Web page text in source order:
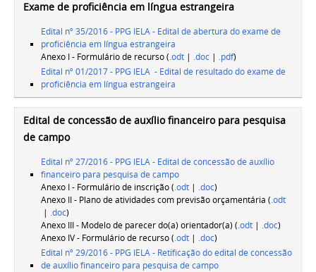
Exame de proficiência em língua estrangeira
Edital nº 35/2016 - PPG IELA - Edital de abertura do exame de
proficiência em língua estrangeira
Anexo I - Formulário de recurso (.odt | .doc | .pdf)
Edital nº 01/2017 - PPG IELA - Edital de resultado do exame de
proficiência em língua estrangeira
Edital de concessão de auxílio financeiro para pesquisa
de campo
Edital nº 27/2016 - PPG IELA - Edital de concessão de auxílio
financeiro para pesquisa de campo
Anexo I - Formulário de inscrição (.odt | .doc)
Anexo II - Plano de atividades com previsão orçamentária (.odt
| .doc)
Anexo III - Modelo de parecer do(a) orientador(a) (.odt | .doc)
Anexo IV - Formulário de recurso (.odt | .doc)
Edital nº 29/2016 - PPG IELA - Retificação do edital de concessão
de auxílio financeiro para pesquisa de campo